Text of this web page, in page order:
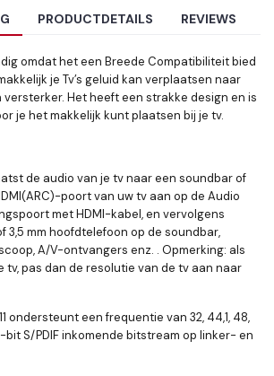
PRODUCTDETAILS REVIEWS
omdat het een Breede Compatibiliteit bied
je Tv’s geluid kan verplaatsen naar
Het heeft een strakke design en is
je het makkelijk kunt plaatsen bij je tv.
de audio van je tv naar een soundbar of
poort van uw tv aan op de Audio
met HDMI-kabel, en vervolgens
3,5 mm hoofdtelefoon op de soundbar,
A/V-ontvangers enz. . Opmerking: als
tv, pas dan de resolutie van de tv aan naar
ondersteunt een frequentie van 32, 44,1, 48,
bit S/PDIF inkomende bitstream op linker- en